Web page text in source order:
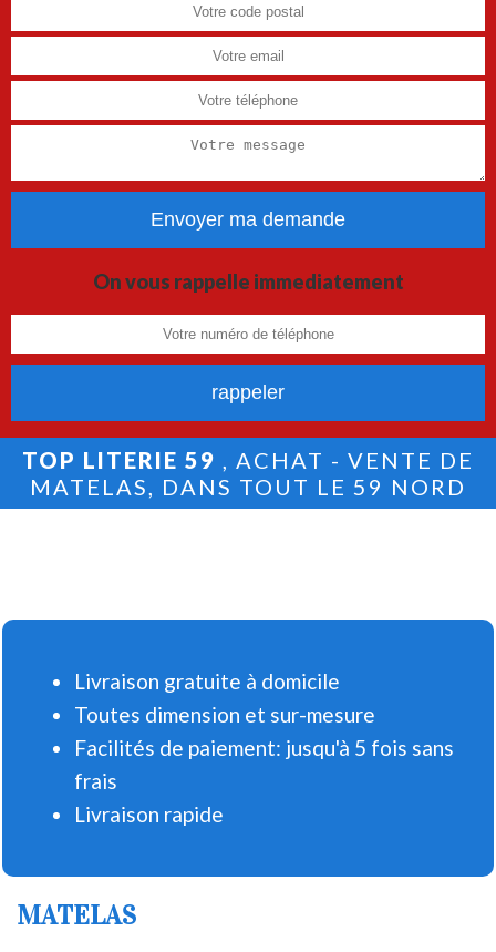
On vous rappelle immediatement
TOP LITERIE 59 , ACHAT - VENTE DE
MATELAS, DANS TOUT LE 59 NORD
Livraison gratuite à domicile
Toutes dimension et sur-mesure
Facilités de paiement: jusqu'à 5 fois sans
frais
Livraison rapide
MATELAS